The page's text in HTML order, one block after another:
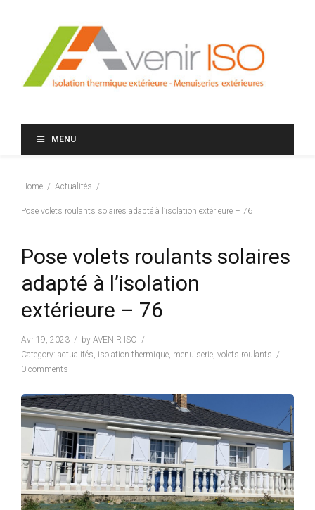
MENU
Home Actualités
Pose volets roulants solaires adapté à l’isolation extérieure – 76
Pose volets roulants solaires
adapté à l’isolation
extérieure – 76
Avr 19, 2023 by AVENIR ISO
Category: actualités, isolation thermique, menuiserie, volets roulants
0 comments